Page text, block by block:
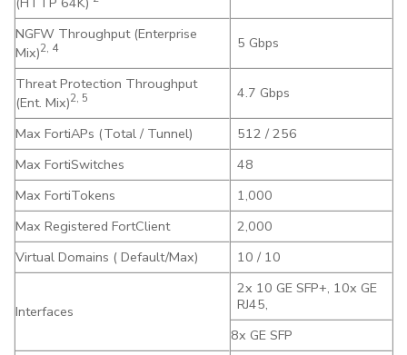
NGFW Throughput (Enterprise
Mix)2, 4 5 Gbps
Threat Protection Throughput
(Ent. Mix)2, 5 4.7 Gbps
Max FortiAPs (Total / Tunnel)
512 / 256
Max FortiSwitches
48
Max FortiTokens
1,000
Max Registered FortClient
2,000
Virtual Domains ( Default/Max)
10 / 10
Interfaces
2x 10 GE SFP+, 10x GE
RJ45,
8x GE SFP